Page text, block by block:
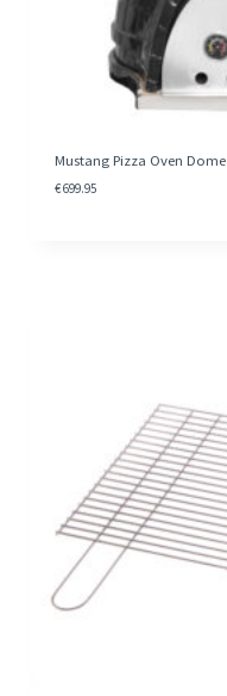
Mustang Pizza Oven Dome
€699.95